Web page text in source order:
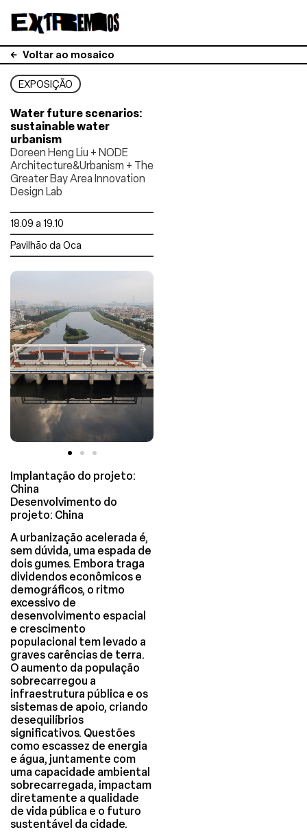
Voltar ao mosaico
EXPOSIÇÃO
Water future scenarios:
sustainable water
urbanism
Doreen Heng Liu + NODE
Architecture&Urbanism + The
Greater Bay Area Innovation
Design Lab
18.09 a 19.10
Pavilhão da Oca
Implantação do projeto:
China
Desenvolvimento do
projeto: China
A urbanização acelerada é,
sem dúvida, uma espada de
dois gumes. Embora traga
dividendos econômicos e
demográficos, o ritmo
excessivo de
desenvolvimento espacial
e crescimento
populacional tem levado a
graves carências de terra.
O aumento da população
sobrecarregou a
infraestrutura pública e os
sistemas de apoio, criando
desequilíbrios
significativos. Questões
como escassez de energia
e água, juntamente com
uma capacidade ambiental
sobrecarregada, impactam
diretamente a qualidade
de vida pública e o futuro
sustentável da cidade.